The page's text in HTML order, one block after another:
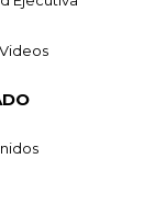
Videos